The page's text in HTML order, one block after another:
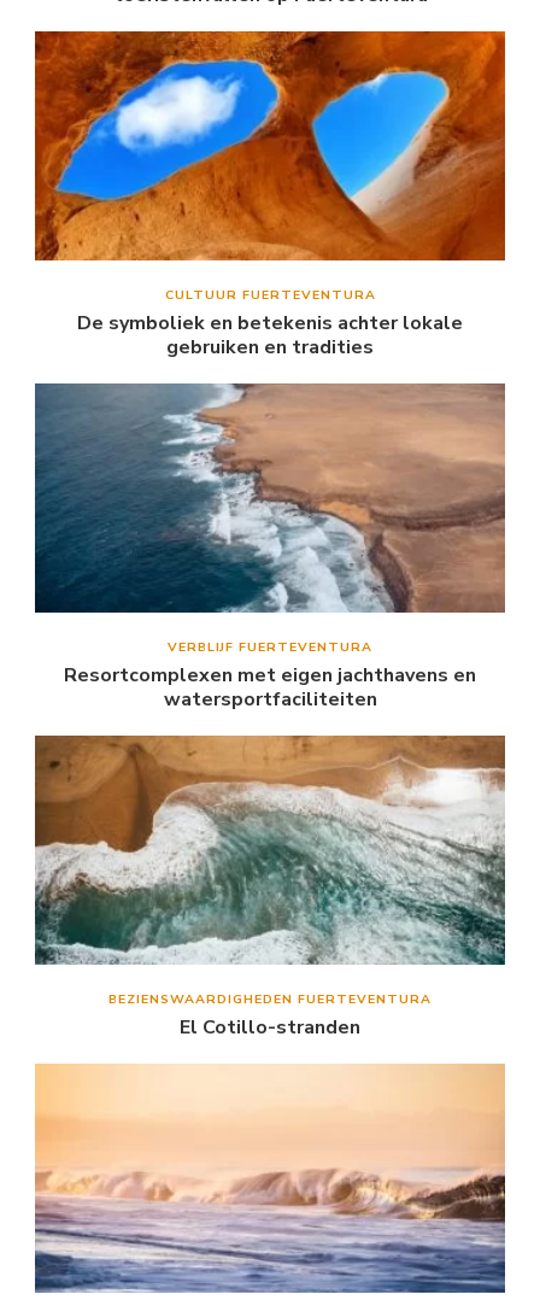
CULTUUR FUERTEVENTURA
De symboliek en betekenis achter lokale
gebruiken en tradities
VERBLIJF FUERTEVENTURA
Resortcomplexen met eigen jachthavens en
watersportfaciliteiten
BEZIENSWAARDIGHEDEN FUERTEVENTURA
El Cotillo-stranden